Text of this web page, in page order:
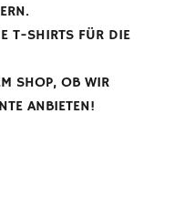
T-SHIRTS FÜR DIE
SHOP, OB WIR
ANBIETEN!